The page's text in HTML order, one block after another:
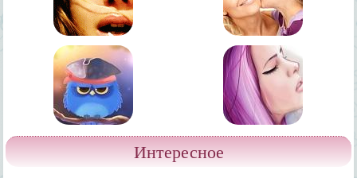
Интересное